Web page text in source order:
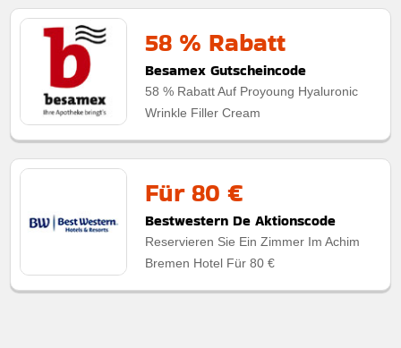
58 % Rabatt
Besamex Gutscheincode
58 % Rabatt Auf Proyoung Hyaluronic
Wrinkle Filler Cream
Für 80 €
Bestwestern De Aktionscode
Reservieren Sie Ein Zimmer Im Achim
Bremen Hotel Für 80 €